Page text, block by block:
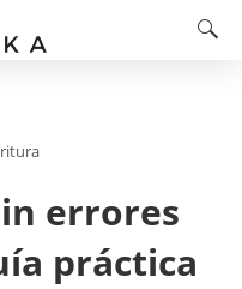
errores
práctica